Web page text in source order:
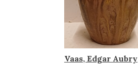
Vaas, Edgar Aubry